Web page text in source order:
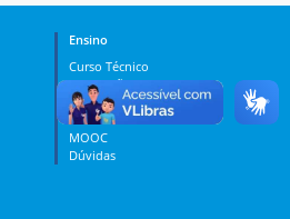
Ensino
Curso Técnico
Graduação
Pós-graduação
PES
MOOC
Dúvidas